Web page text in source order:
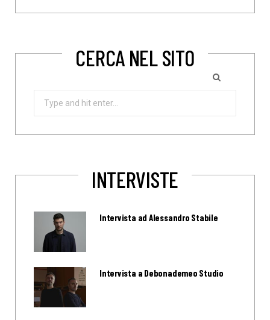
CERCA NEL SITO
INTERVISTE
Intervista ad Alessandro Stabile
Intervista a Debonademeo Studio